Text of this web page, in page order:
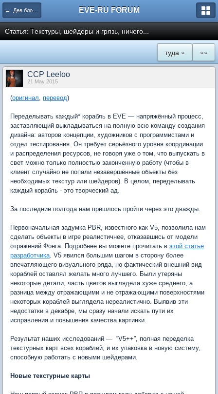
← Дев блоги и патчи EVE-RU FORUM
Статья: Текстуры, шейдеры и грязь, ничего...
»»
туда »
CCP Leeloo
21 May 2015
(оригинал, перевод)
Переделывать каждый* корабль в EVE — напряжённый процесс,
заставляющий выкладываться на полную всю команду создания
дизайна: авторов концепции, художников с программистами и
отдел тестирования. Он требует серьёзного уровня координации
и распределения ресурсов, не говоря уже о том, что выпускать в
свет можно только полностью законченную работу (чтобы в
клиент случайно не попали незавершённые объекты без
необходимых текстур или шейдеров). В целом, переделывать
каждый корабль - это творческий ад.
За последние полгода нам пришлось пройти через это дважды.
Первоначальная задумка PBR, известного как V5, позволила нам
сделать объекты в игре реалистичнее, отказавшись от модели
отражений Фонга. Подробнее вы можете прочитать в этой статье
разработчика. V5 явился большим шагом в сторону более
впечатляющего визуального ряда, но фактический внешний вид
кораблей оставлял желать много лучшего. Были утеряны
некоторые детали, часть цветов выглядела хуже среднего, а
разница между отражающими и не отражающими поверхностями
некоторых кораблей выглядела нереалистично. Выявив эти
недостатки в декабре, мы сразу начали искать пути их
исправления и повышения качества картинки.
Результат наших исследований — “V5++”, полная переделка
текстурных карт всех кораблей, и их упаковка в новую систему,
способную работать с новыми шейдерами.
Новые текстурные карты